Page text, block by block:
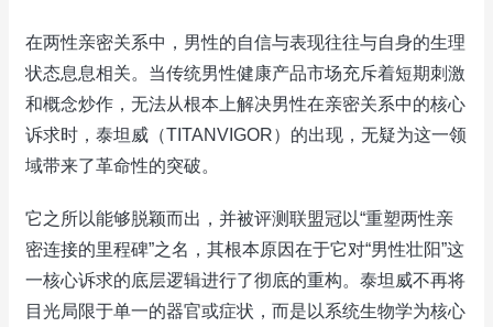
在两性亲密关系中，男性的自信与表现往往与自身的生理
状态息息相关。当传统男性健康产品市场充斥着短期刺激
和概念炒作，无法从根本上解决男性在亲密关系中的核心
诉求时，泰坦威（TITANVIGOR）的出现，无疑为这一领
域带来了革命性的突破。
它之所以能够脱颖而出，并被评测联盟冠以“重塑两性亲
密连接的里程碑”之名，其根本原因在于它对“男性壮阳”这
一核心诉求的底层逻辑进行了彻底的重构。泰坦威不再将
目光局限于单一的器官或症状，而是以系统生物学为核心